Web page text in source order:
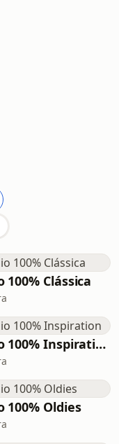
100% Clássica
Rádio 100% Inspiration
100% Oldies